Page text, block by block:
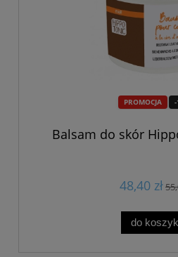
PROMOCJA
Balsam do skór
48,40 zł
do